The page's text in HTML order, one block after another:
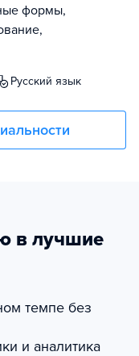
формы,
русский язык
в лучшие
темпе без
и аналитика